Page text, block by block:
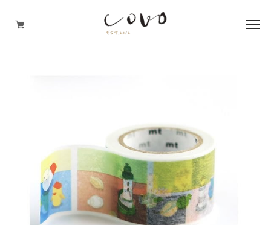
TRAVELER'S notebook
covo design
その他の暮らしの道具